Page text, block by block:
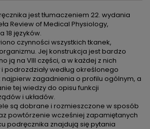
jest tłumaczeniem 22. wydania
Review of Medical Physiology,
18 języków.
czynności wszystkich tkanek,
Jej konstrukcja jest bardzo
ją na VIII części, a w każdej z nich
podrozdziały według określonego
zagadnienia o profilu ogólnym, a
tej wiedzy do opisu funkcji
i układów.
są dobrane i rozmieszczone w sposób
powtórzenie wcześniej zapamiętanych
podręcznika znajdują się pytania